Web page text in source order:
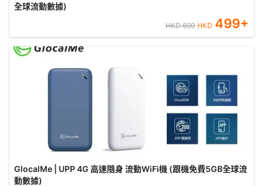
全球流動數據)
HKD699 HKD 499+
GlocalMe | UPP 4G 高速隨身 流動WiFi機 (跟機免費5GB全球流
動數據)